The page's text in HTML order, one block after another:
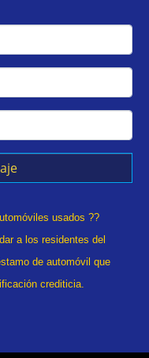
usados ??
a los residentes del
de automóvil que
crediticia.
para los